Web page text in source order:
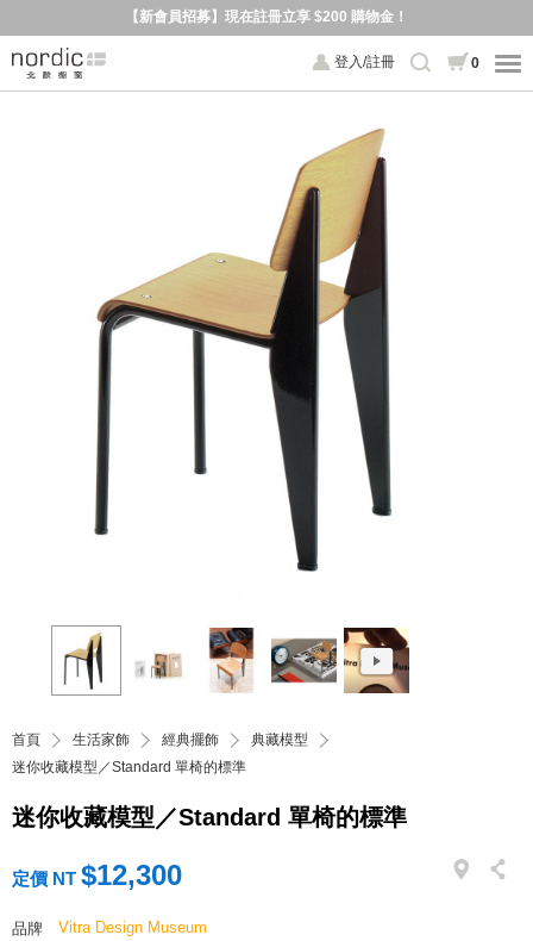
【新會員招募】現在註冊立享 $200 購物金！
登入/註冊 0
首頁 生活家飾 經典擺飾
典藏模型
迷你收藏模型／Standard 單椅的標準
迷你收藏模型／Standard 單椅的標準
定價 NT $12,300
品牌
Vitra Design Museum